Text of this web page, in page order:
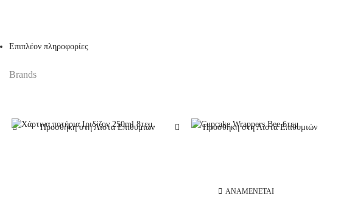
Επιπλέον πληροφορίες
Brands
Προσθήκη στη Λίστα Επιθυμιών Προσθήκη στη Λίστα Επιθυμιών
ΑΝΑΜΈΝΕΤΑΙ